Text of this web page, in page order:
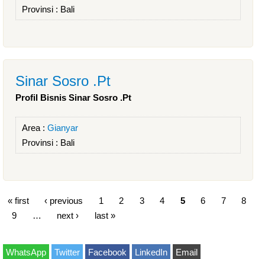
Provinsi : Bali
Sinar Sosro .Pt
Profil Bisnis Sinar Sosro .Pt
Area : Gianyar
Provinsi : Bali
« first ‹ previous 1 2 3 4 5 6 7
8
9
next › last »
WhatsApp Twitter Facebook LinkedIn Email